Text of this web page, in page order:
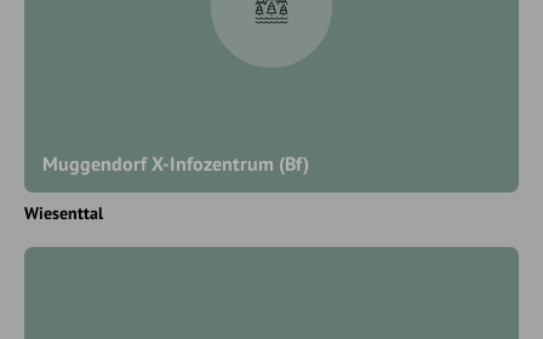
Muggendorf X-Infozentrum (Bf)
Wiesenttal